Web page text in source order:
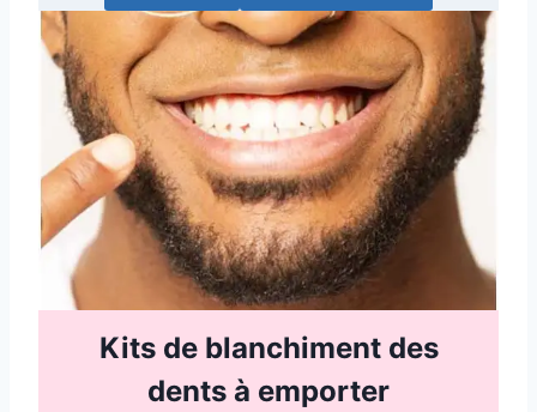
Kits de blanchiment des
dents à emporter